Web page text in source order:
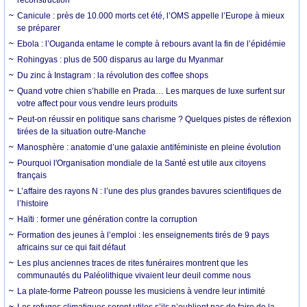
Canicule : près de 10.000 morts cet été, l’OMS appelle l’Europe à mieux
se préparer
Ebola : l’Ouganda entame le compte à rebours avant la fin de l’épidémie
Rohingyas : plus de 500 disparus au large du Myanmar
Du zinc à Instagram : la révolution des coffee shops
Quand votre chien s’habille en Prada… Les marques de luxe surfent sur
votre affect pour vous vendre leurs produits
Peut-on réussir en politique sans charisme ? Quelques pistes de réflexion
tirées de la situation outre-Manche
Manosphère : anatomie d’une galaxie antiféministe en pleine évolution
Pourquoi l'Organisation mondiale de la Santé est utile aux citoyens
français
L’affaire des rayons N : l’une des plus grandes bavures scientifiques de
l’histoire
Haïti : former une génération contre la corruption
Formation des jeunes à l’emploi : les enseignements tirés de 9 pays
africains sur ce qui fait défaut
Les plus anciennes traces de rites funéraires montrent que les
communautés du Paléolithique vivaient leur deuil comme nous
La plate-forme Patreon pousse les musiciens à vendre leur intimité